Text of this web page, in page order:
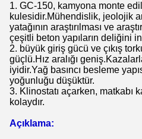
1. GC-150, kamyona monte
kulesidir.Mühendislik, jeolojik
yatağının araştırılması ve
çeşitli beton yapıların deliğini
2. büyük giriş gücü ve çıkış
güçlü.Hız aralığı
iyidir.Yağ basıncı besleme
yoğunluğu düşüktür.
3. Klinostatı açarken, matkabı
kolaydır.
Açıklama: